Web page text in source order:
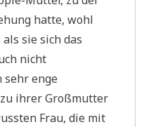
hatte, wohl
sie sich das
nicht
sehr enge
ihrer Großmutter
Frau, die mit